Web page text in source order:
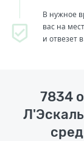
В нужное
вас на
и отвезет
7834